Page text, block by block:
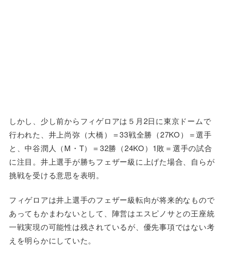
しかし、少し前からフィゲロアは５月2日に東京ドームで
行われた、井上尚弥（大橋）＝33戦全勝（27KO）＝選手
と、中谷潤人（M・T）＝32勝（24KO）1敗＝選手の試合
に注目。井上選手が勝ちフェザー級に上げた場合、自らが
挑戦を受ける意思を表明。
フィゲロアは井上選手のフェザー級転向が将来的なもので
あってもかまわないとして、陣営はエスピノサとの王座統
一戦実現の可能性は残されているが、優先事項ではない考
えを明らかにしていた。